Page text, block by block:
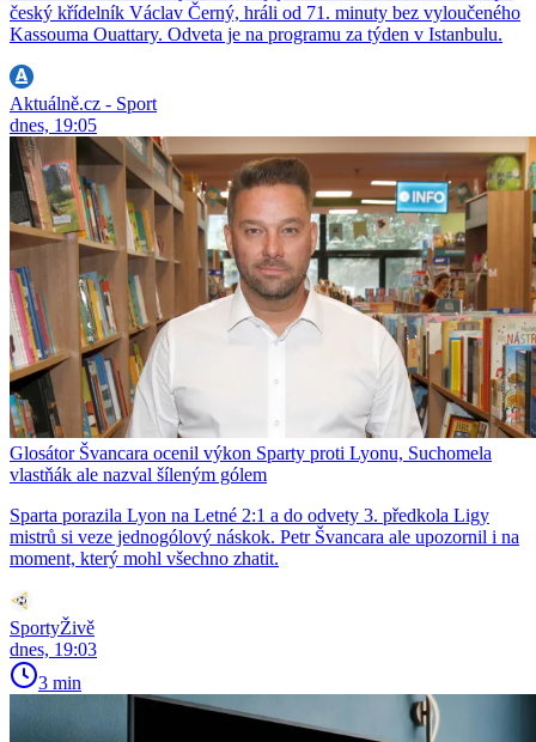
český křídelník Václav Černý, hráli od 71. minuty bez vyloučeného
Kassouma Ouattary. Odveta je na programu za týden v Istanbulu.
Aktuálně.cz - Sport
dnes, 19:05
Glosátor Švancara ocenil výkon Sparty proti Lyonu, Suchomela
vlastňák ale nazval šíleným gólem
Sparta porazila Lyon na Letné 2:1 a do odvety 3. předkola Ligy
mistrů si veze jednogólový náskok. Petr Švancara ale upozornil i na
moment, který mohl všechno zhatit.
SportyŽivě
dnes, 19:03
3 min